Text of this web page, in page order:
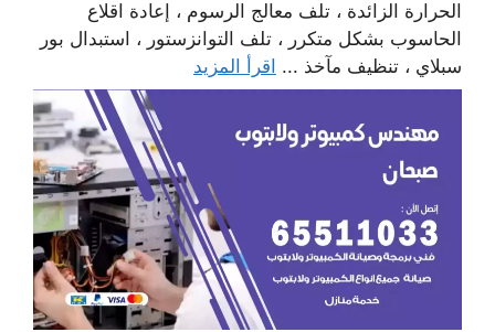
الحرارة الزائدة ، تلف معالج الرسوم ، إعادة اقلاع
الحاسوب بشكل متكرر ، تلف التوانزستور ، استبدال بور
سبلاي ، تنظيف مآخذ ... اقرأ المزيد